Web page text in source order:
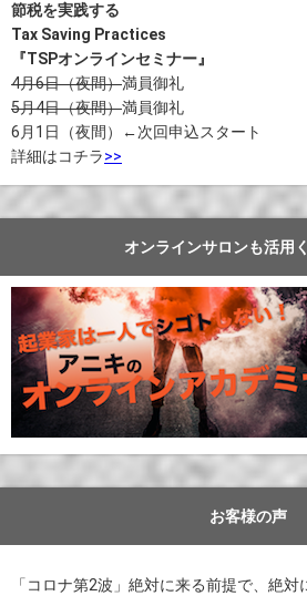
節税を実践する
Tax Saving Practices
『TSPオンラインセミナー』
4月6日（夜間）満員御礼
5月4日（夜間）満員御礼
6月1日（夜間）←次回申込スタート
詳細はコチラ>>
オンラインサロンも活用
お客様の声
「コロナ第2波」絶対に来る前提で、絶